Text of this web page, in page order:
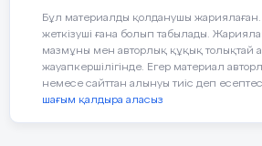
Бұл материалды қолданушы жариялаған.
жеткізуші ғана болып табылады.
мазмұны мен авторлық құқық толықтай
жауапкершілігінде. Егер материал
немесе сайттан алынуы тиіс деп
шағым қалдыра аласыз